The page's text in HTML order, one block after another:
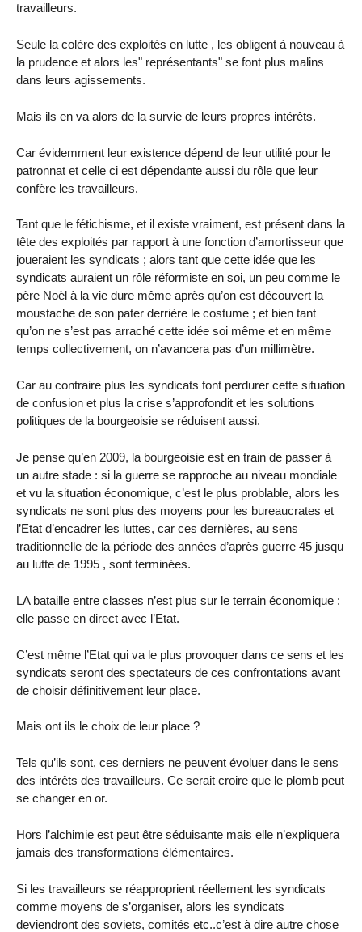
travailleurs.
Seule la colère des exploités en lutte , les obligent à nouveau à
la prudence et alors les" représentants" se font plus malins
dans leurs agissements.
Mais ils en va alors de la survie de leurs propres intérêts.
Car évidemment leur existence dépend de leur utilité pour le
patronnat et celle ci est dépendante aussi du rôle que leur
confère les travailleurs.
Tant que le fétichisme, et il existe vraiment, est présent dans la
tête des exploités par rapport à une fonction d’amortisseur que
joueraient les syndicats ; alors tant que cette idée que les
syndicats auraient un rôle réformiste en soi, un peu comme le
père Noèl à la vie dure même après qu’on est découvert la
moustache de son pater derrière le costume ; et bien tant
qu’on ne s’est pas arraché cette idée soi même et en même
temps collectivement, on n’avancera pas d’un millimètre.
Car au contraire plus les syndicats font perdurer cette situation
de confusion et plus la crise s’approfondit et les solutions
politiques de la bourgeoisie se réduisent aussi.
Je pense qu’en 2009, la bourgeoisie est en train de passer à
un autre stade : si la guerre se rapproche au niveau mondiale
et vu la situation économique, c’est le plus problable, alors les
syndicats ne sont plus des moyens pour les bureaucrates et
l’Etat d’encadrer les luttes, car ces dernières, au sens
traditionnelle de la période des années d’après guerre 45 jusqu
au lutte de 1995 , sont terminées.
LA bataille entre classes n’est plus sur le terrain économique :
elle passe en direct avec l’Etat.
C’est même l’Etat qui va le plus provoquer dans ce sens et les
syndicats seront des spectateurs de ces confrontations avant
de choisir définitivement leur place.
Mais ont ils le choix de leur place ?
Tels qu’ils sont, ces derniers ne peuvent évoluer dans le sens
des intérêts des travailleurs. Ce serait croire que le plomb peut
se changer en or.
Hors l’alchimie est peut être séduisante mais elle n’expliquera
jamais des transformations élémentaires.
Si les travailleurs se réapproprient réellement les syndicats
comme moyens de s’organiser, alors les syndicats
deviendront des soviets, comités etc..c’est à dire autre chose